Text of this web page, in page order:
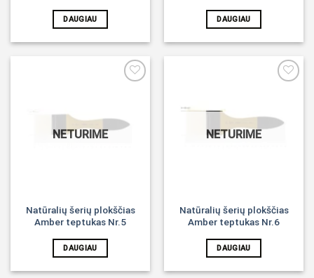
DAUGIAU DAUGIAU
NETURIME
Natūralių šerių plokščias
Amber teptukas Nr.5
DAUGIAU
Noriu!
NETURIME
Natūralių šerių plokščias
Amber teptukas Nr.6
DAUGIAU